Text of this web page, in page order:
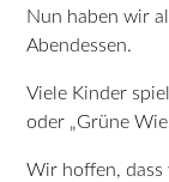
Nun haben wir
Abendessen.
Viele Kinder
oder „Grüne
Wir hoffen,